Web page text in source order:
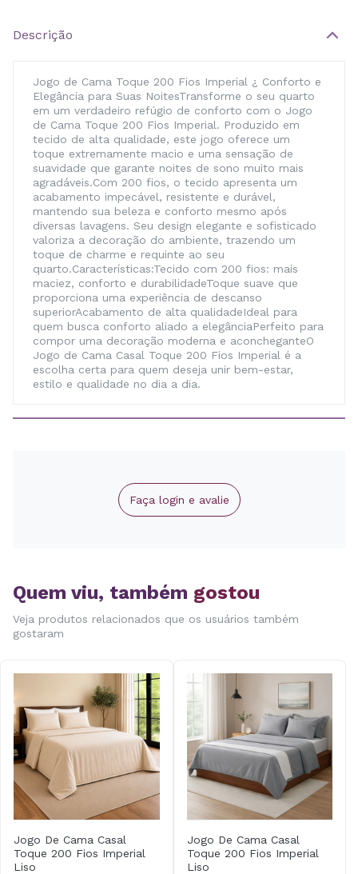
Descrição
Jogo de Cama Toque 200 Fios Imperial ¿ Conforto e
Elegância para Suas NoitesTransforme o seu quarto
em um verdadeiro refúgio de conforto com o Jogo
de Cama Toque 200 Fios Imperial. Produzido em
tecido de alta qualidade, este jogo oferece um
toque extremamente macio e uma sensação de
suavidade que garante noites de sono muito mais
agradáveis.Com 200 fios, o tecido apresenta um
acabamento impecável, resistente e durável,
mantendo sua beleza e conforto mesmo após
diversas lavagens. Seu design elegante e sofisticado
valoriza a decoração do ambiente, trazendo um
toque de charme e requinte ao seu
quarto.Características:Tecido com 200 fios: mais
maciez, conforto e durabilidadeToque suave que
proporciona uma experiência de descanso
superiorAcabamento de alta qualidadeIdeal para
quem busca conforto aliado a elegânciaPerfeito para
compor uma decoração moderna e aconcheganteO
Jogo de Cama Casal Toque 200 Fios Imperial é a
escolha certa para quem deseja unir bem-estar,
estilo e qualidade no dia a dia.
Faça login e avalie
Quem viu, também gostou
Veja produtos relacionados que os usuários também
gostaram
Jogo De Cama Casal
Toque 200 Fios Imperial
Liso
Jogo De Cama Casal
Toque 200 Fios Imperial
Liso